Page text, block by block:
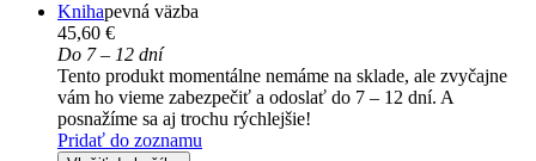
Knihapevná väzba
45,60 €
Do 7 – 12 dní
Tento produkt momentálne nemáme na sklade, ale zvyčajne
vám ho vieme zabezpečiť a odoslať do 7 – 12 dní. A
posnažíme sa aj trochu rýchlejšie!
Pridať do zoznamu